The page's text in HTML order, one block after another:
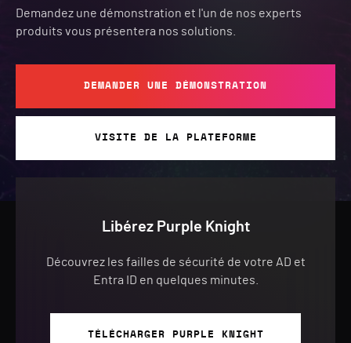
Demandez une démonstration et l'un de nos experts
produits vous présentera nos solutions.
DEMANDER UNE DÉMONSTRATION
VISITE DE LA PLATEFORME
Libérez Purple Knight
Découvrez les failles de sécurité de votre AD et
Entra ID en quelques minutes.
TÉLÉCHARGER PURPLE KNIGHT